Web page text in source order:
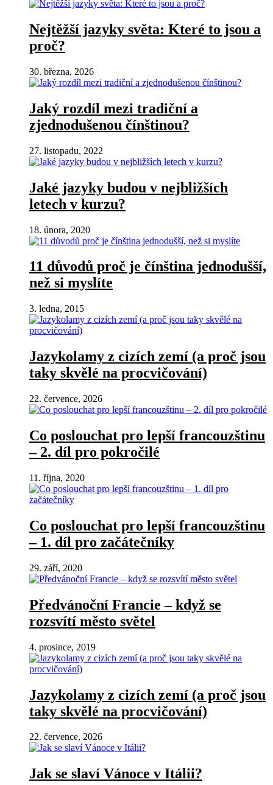
Nejtěžší jazyky světa: Které to jsou a
proč?
30. března, 2026
Jaký rozdíl mezi tradiční a
zjednodušenou čínštinou?
27. listopadu, 2022
Jaké jazyky budou v nejbližších
letech v kurzu?
18. února, 2020
11 důvodů proč je čínština jednodušší,
než si myslíte
3. ledna, 2015
Jazykolamy z cizích zemí (a proč jsou
taky skvělé na procvičování)
22. července, 2026
Co poslouchat pro lepší francouzštinu
– 2. díl pro pokročilé
11. října, 2020
Co poslouchat pro lepší francouzštinu
– 1. díl pro začátečníky
29. září, 2020
Předvánoční Francie – když se
rozsvítí město světel
4. prosince, 2019
Jazykolamy z cizích zemí (a proč jsou
taky skvělé na procvičování)
22. července, 2026
Jak se slaví Vánoce v Itálii?